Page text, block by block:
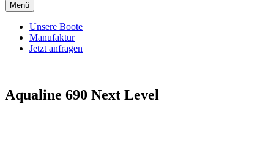
Menü
Unsere Boote
Manufaktur
Jetzt anfragen
Aqualine 690 Next Level